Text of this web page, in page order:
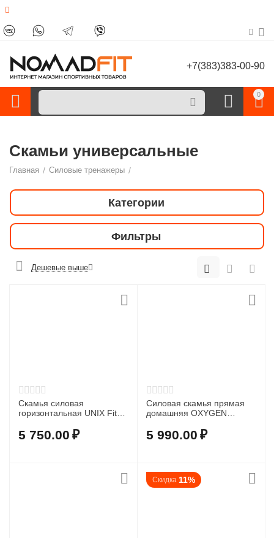
+7(383)383-00-90
0
Скамьи универсальные
Главная / Силовые тренажеры /
Категории
Фильтры
Дешевые выше
Скамья силовая
горизонтальная UNIX Fit
5 750.00 ₽
Силовая скамья прямая
домашняя OXYGEN
5 990.00 ₽
Скидка 11%